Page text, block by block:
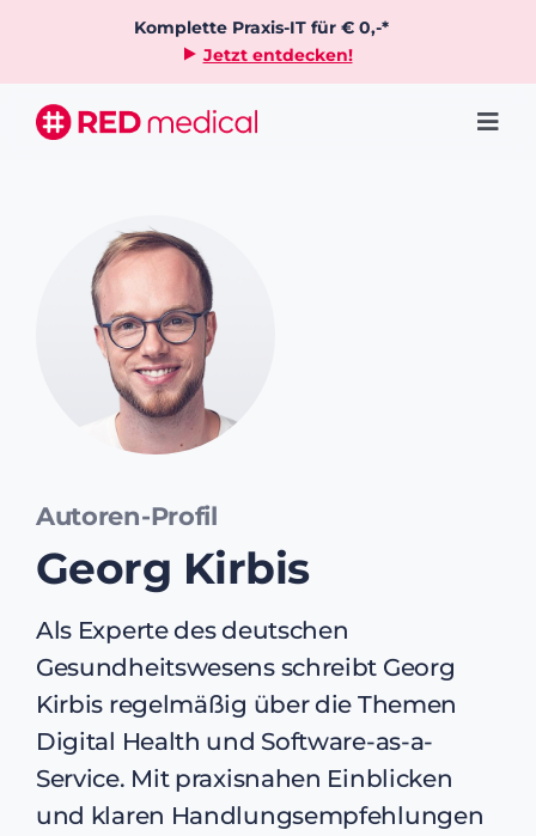
springen
Komplette Praxis-IT für € 0,-*
Jetzt entdecken!
Funktionen
Kundenstimmen
Wissenswertes
Demo buchen
Autoren-Profil
Georg Kirbis
Als Experte des deutschen
Gesundheitswesens schreibt Georg
Kirbis regelmäßig über die Themen
Digital Health und Software-as-a-
Service. Mit praxisnahen Einblicken
und klaren Handlungsempfehlungen